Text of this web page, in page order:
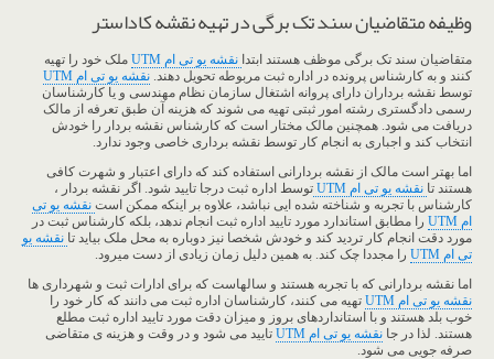
وظیفه متقاضیان سند تک برگی در تهیه نقشه کاداستر
متقاضیان سند تک برگی موظف هستند ابتدا نقشه یو تی ام UTM
ملک خود را تهیه
کنند و به کارشناس پرونده در اداره ثبت مربوطه تحویل دهند. نقشه یو تی ام UTM
توسط نقشه برداران دارای پروانه اشتغال سازمان نظام مهندسی و یا کارشناسان
رسمی دادگستری رشته امور ثبتی تهیه می شوند که هزینه آن طبق تعرفه از مالک
دریافت می شود. همچنین مالک مختار است که کارشناس نقشه بردار را خودش
انتخاب کند و اجباری به انجام کار توسط نقشه برداری خاصی وجود ندارد.
اما بهتر است مالک از نقشه بردارانی استفاده کند که دارای اعتبار و شهرت کافی
هستند تا نقشه یو تی ام UTM
توسط اداره ثبت درجا تایید شود. اگر نقشه بردار ،
کارشناس با تجربه و شناخته شده ایی نباشد، علاوه بر اینکه ممکن است نقشه یو تی
ام UTM
را مطابق استاندارد مورد تایید اداره ثبت انجام ندهد، بلکه کارشناس ثبت در
مورد دقت انجام کار تردید کند و خودش شخصا نیز دوباره به محل ملک بیاید تا نقشه یو
تی ام UTM
را مجددا چک کند. به همین دلیل زمان زیادی از دست میرود.
اما نقشه بردارانی که با تجربه هستند و سالهاست که برای ادارات ثبت و شهرداری ها
نقشه یو تی ام UTM
تهیه می کنند، کارشناسان اداره ثبت می دانند که کار خود را
خوب بلد هستند و با استانداردهای بروز و میزان دقت مورد تایید اداره ثبت مطلع
هستند. لذا در جا نقشه یو تی ام UTM
تایید می شود و در وقت و هزینه ی متقاضی
صرفه جویی می شود.